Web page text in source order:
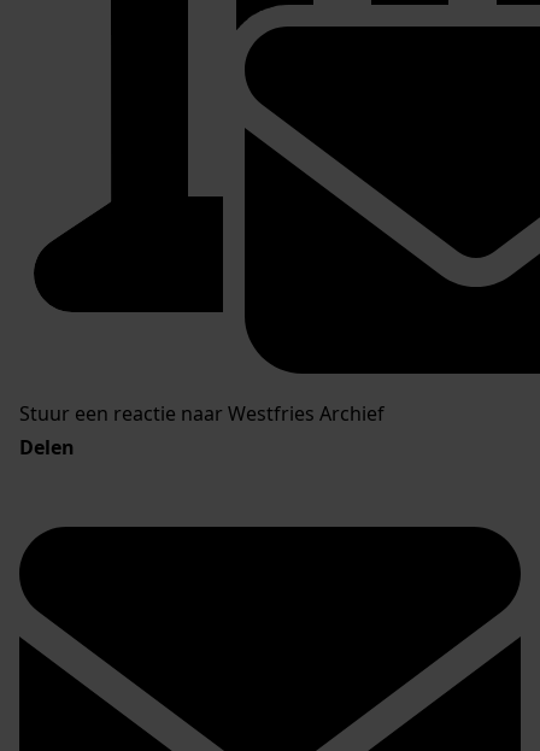
Stuur een reactie naar Westfries Archief
Delen